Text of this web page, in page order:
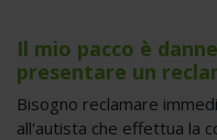
Il mio pacco è
presentare un
Bisogno reclamare
all'autista che effettua la